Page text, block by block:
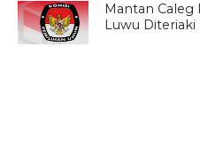
Mantan Caleg
Luwu